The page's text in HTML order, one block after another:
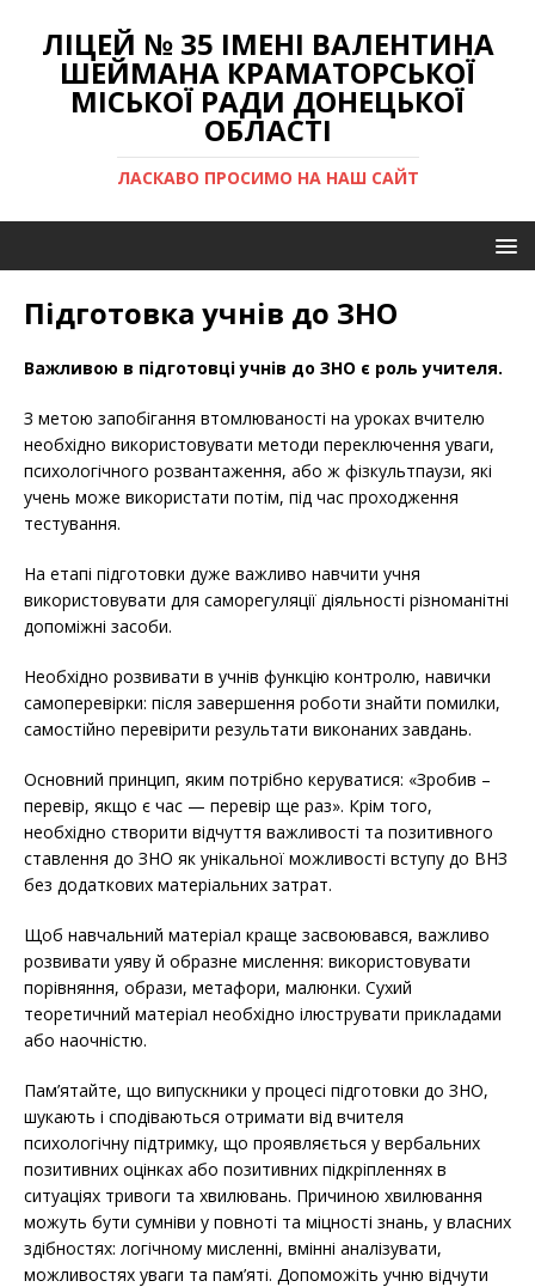
ЛІЦЕЙ № 35 ІМЕНІ ВАЛЕНТИНА
ШЕЙМАНА КРАМАТОРСЬКОЇ
МІСЬКОЇ РАДИ ДОНЕЦЬКОЇ
ОБЛАСТІ
ЛАСКАВО ПРОСИМО НА НАШ САЙТ
Підготовка учнів до ЗНО
Важливою в підготовці учнів до ЗНО є роль учителя.
З метою запобігання втомлюваності на уроках вчителю
необхідно використовувати методи переключення уваги,
психологічного розвантаження, або ж фізкультпаузи, які
учень може використати потім, під час проходження
тестування.
На етапі підготовки дуже важливо навчити учня
використовувати для саморегуляції діяльності різноманітні
допоміжні засоби.
Необхідно розвивати в учнів функцію контролю, навички
самоперевірки: після завершення роботи знайти помилки,
самостійно перевірити результати виконаних завдань.
Основний принцип, яким потрібно керуватися: «Зробив –
перевір, якщо є час — перевір ще раз». Крім того,
необхідно створити відчуття важливості та позитивного
ставлення до ЗНО як унікальної можливості вступу до ВНЗ
без додаткових матеріальних затрат.
Щоб навчальний матеріал краще засвоювався, важливо
розвивати уяву й образне мислення: використовувати
порівняння, образи, метафори, малюнки. Сухий
теоретичний матеріал необхідно ілюструвати прикладами
або наочністю.
Пам’ятайте, що випускники у процесі підготовки до ЗНО,
шукають і сподіваються отримати від вчителя
психологічну підтримку, що проявляється у вербальних
позитивних оцінках або позитивних підкріпленнях в
ситуаціях тривоги та хвилювань. Причиною хвилювання
можуть бути сумніви у повноті та міцності знань, у власних
здібностях: логічному мисленні, вмінні аналізувати,
можливостях уваги та пам’яті. Допоможіть учню відчути